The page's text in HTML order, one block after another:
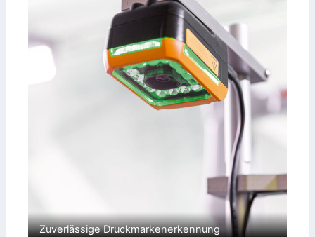
Zuverlässige Druckmarkenerkennung